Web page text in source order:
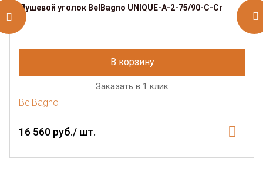
Душевой уголок BelBagno UNIQUE-A-2-75/90-C-Cr
В корзину
Заказать в 1 клик
BelBagno
16 560 руб./ шт.